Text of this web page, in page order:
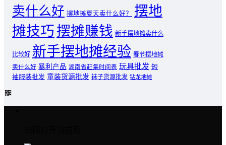
卖什么好 摆地摊夏天卖什么好？
摆地
摊技巧摆摊赚钱 新手摆地摊卖什么
比较好 新手摆地摊经验 春节摆地摊
卖什么好 暴利产品 湖南省赶集时间表 玩具批发 短
袖服装批发 童装货源批发 袜子货源批发 钻龙地摊